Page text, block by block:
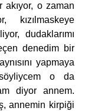
akıyor, o zaman
kızılmaskeye
dudaklarımı
denedim bir
yapmaya
söyliycem o da
diyor annem.
annemin kirpiği